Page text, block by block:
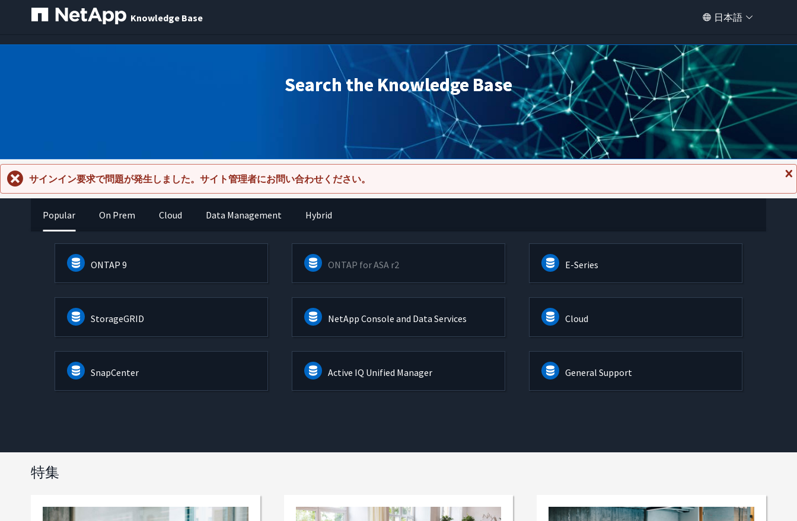
Knowledge Base 日本語
Search the Knowledge Base
メ
ッ
サインイン要求で問題が発生しました。サイト管理者にお問い合わせください。
Popular On Prem Cloud Data Management Hybrid
ONTAP 9 ONTAP for ASA r2 E-Series
StorageGRID NetApp Console and Data Services Cloud
SnapCenter Active IQ Unified Manager General Support
特集